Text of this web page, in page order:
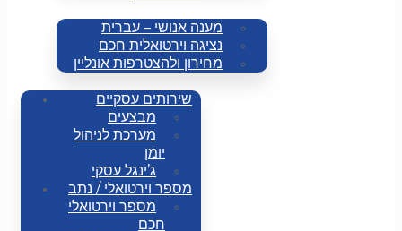
מענה אנושי – עברית
נציגה וירטואלית חכם
מחירון ולהצטרפות אונליין
שירותים עסקיים
מבצעים
מערכת לניהול
יומן
ג’ינגל עסקי
מספר וירטואלי / נתב
מספר וירטואלי
חכם